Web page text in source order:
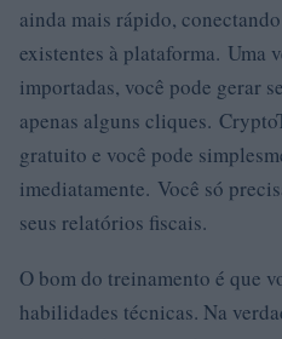
ainda mais rápido,
existentes à plataforma. Uma
importadas, você pode gerar
apenas alguns cliques.
gratuito e você pode
imediatamente. Você só
seus relatórios fiscais.
O bom do treinamento é que
habilidades técnicas. Na